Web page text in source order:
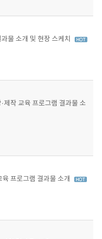
물 소개 및 현장 스케치
작 교육 프로그램 결과물 소
프로그램 결과물 소개